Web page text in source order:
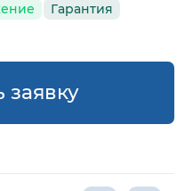
Гарантия
заявку